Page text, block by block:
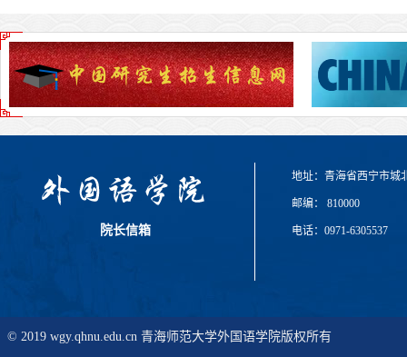
院长信箱
地址：青海省西宁市城
邮编： 810000
电话：0971-6305537
© 2019 wgy.qhnu.edu.cn 青海师范大学外国语学院版权所有